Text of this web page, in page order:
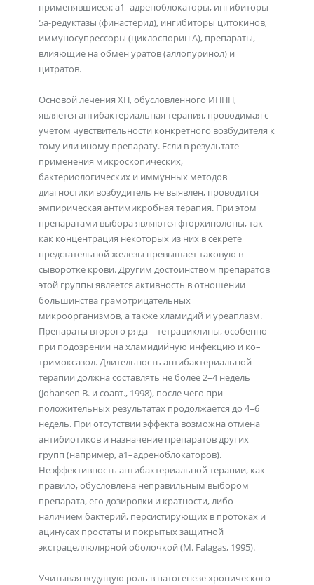
применявшиеся: a1–адреноблокаторы, ингибиторы
5a-редуктазы (финастерид), ингибиторы цитокинов,
иммуносупрессоры (циклоспорин А), препараты,
влияющие на обмен уратов (аллопуринол) и
цитратов.
Основой лечения ХП, обусловленного ИППП,
является антибактериальная терапия, проводимая с
учетом чувствительности конкретного возбудителя к
тому или иному препарату. Если в результате
применения микроскопических,
бактериологических и иммунных методов
диагностики возбудитель не выявлен, проводится
эмпирическая антимикробная терапия. При этом
препаратами выбора являются фторхинолоны, так
как концентрация некоторых из них в секрете
предстательной железы превышает таковую в
сыворотке крови. Другим достоинством препаратов
этой группы является активность в отношении
большинства грамотрицательных
микроорганизмов, а также хламидий и уреаплазм.
Препараты второго ряда – тетрациклины, особенно
при подозрении на хламидийную инфекцию и ко–
тримоксазол. Длительность антибактериальной
терапии должна составлять не более 2–4 недель
(Johansen B. и соавт., 1998), после чего при
положительных результатах продолжается до 4–6
недель. При отсутствии эффекта возможна отмена
антибиотиков и назначение препаратов других
групп (например, a1–адреноблокаторов).
Неэффективность антибактериальной терапии, как
правило, обусловлена неправильным выбором
препарата, его дозировки и кратности, либо
наличием бактерий, персистирующих в протоках и
ацинусах простаты и покрытых защитной
экстрацеллюлярной оболочкой (M. Falagas, 1995).
Учитывая ведущую роль в патогенезе хронического